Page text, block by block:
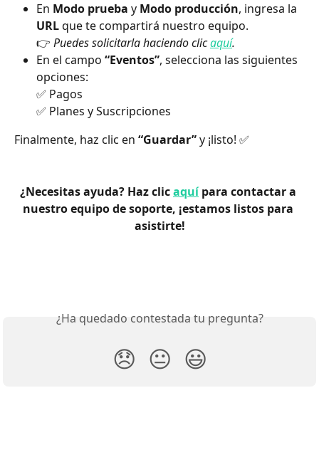
En Modo prueba y Modo producción, ingresa la
URL que te compartirá nuestro equipo.
👉 Puedes solicitarla haciendo clic aquí.
En el campo “Eventos”, selecciona las siguientes
opciones:
✅ Pagos
✅ Planes y Suscripciones
Finalmente, haz clic en “Guardar” y ¡listo! ✅
¿Necesitas ayuda? Haz clic aquí para contactar a
nuestro equipo de soporte, ¡estamos listos para
asistirte!
¿Ha quedado contestada tu pregunta?
😞 😐 😃